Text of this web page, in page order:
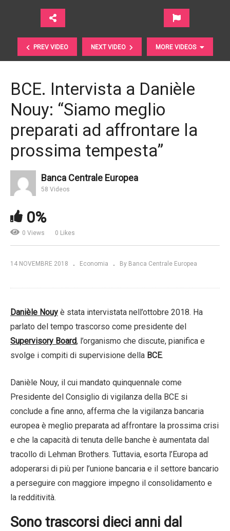
PREV VIDEO NEXT VIDEO MORE VIDEOS
Economia europea. Bilancio unico per una
“rivoluzione” nell’eurozona | Euronews
BCE. Intervista a Danièle
Nouy: “Siamo meglio
preparati ad affrontare la
prossima tempesta”
Banca Centrale Europea
58 Videos
0%
0 Views 0 Likes
14 NOVEMBRE 2018 Economia By Banca Centrale Europea
Danièle Nouy è stata intervistata nell’ottobre 2018. Ha
parlato del tempo trascorso come presidente del
Supervisory Board, l’organismo che discute, pianifica e
svolge i compiti di supervisione della BCE.
Danièle Nouy, il cui mandato quinquennale come
Presidente del Consiglio di vigilanza della BCE si
conclude a fine anno, afferma che la vigilanza bancaria
europea è meglio preparata ad affrontare la prossima crisi
e che la capacità di tenuta delle banche è aumentata dal
tracollo di Lehman Brothers. Tuttavia, esorta l’Europa ad
adoperarsi di più per l’unione bancaria e il settore bancario
a perseguire con maggiore impegno il consolidamento e
la redditività.
Sono trascorsi dieci anni dal